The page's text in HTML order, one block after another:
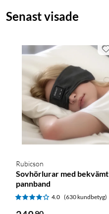
Senast visade
Rubicson
Sovhörlurar med bekvämt
pannband
4.0 (630 kundbetyg)